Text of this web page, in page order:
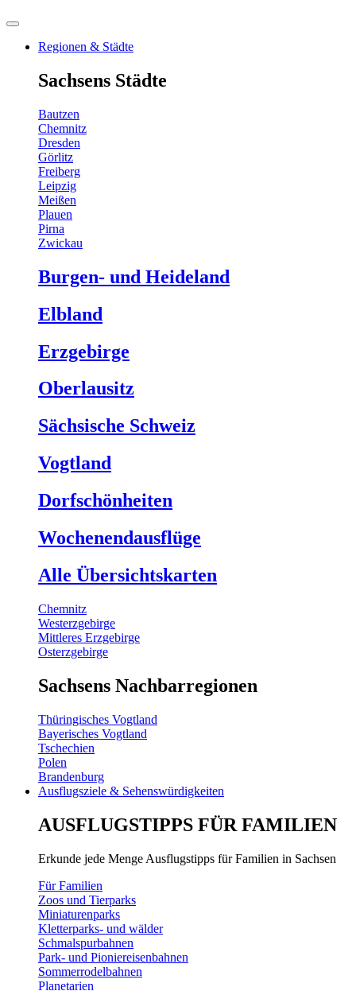
Regionen & Städte
Sachsens Städte
Bautzen
Chemnitz
Dresden
Görlitz
Freiberg
Leipzig
Meißen
Plauen
Pirna
Zwickau
Burgen- und Heideland
Elbland
Erzgebirge
Oberlausitz
Sächsische Schweiz
Vogtland
Dorfschönheiten
Wochenendausflüge
Alle Übersichtskarten
Chemnitz
Westerzgebirge
Mittleres Erzgebirge
Osterzgebirge
Sachsens Nachbarregionen
Thüringisches Vogtland
Bayerisches Vogtland
Tschechien
Polen
Brandenburg
Ausflugsziele & Sehenswürdigkeiten
AUSFLUGSTIPPS FÜR FAMILIEN
Erkunde jede Menge Ausflugstipps für Familien in Sachsen
Für Familien
Zoos und Tierparks
Miniaturenparks
Kletterparks- und wälder
Schmalspurbahnen
Park- und Pioniereisenbahnen
Sommerrodelbahnen
Planetarien